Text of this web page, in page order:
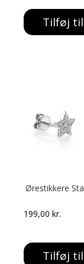
Tilføj
Ørestikkere
199,00kr.
Tilføj